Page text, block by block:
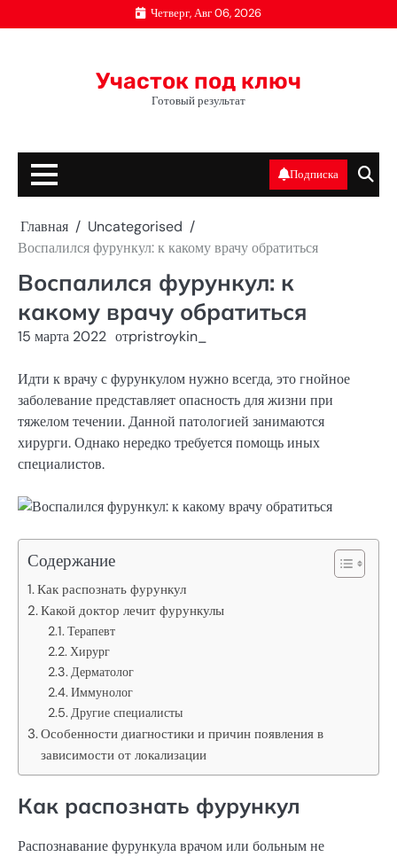
к
Четверг, Авг 06, 2026
Участок под ключ
Готовый результат
Подписка
Главная
Uncategorised
Воспалился фурункул: к какому врачу обратиться
Воспалился фурункул: к
какому врачу обратиться
15 марта 2022 отpristroykin_
Идти к врачу с фурункулом нужно всегда, это гнойное
заболевание представляет опасность для жизни при
тяжелом течении. Данной патологией занимаются
хирурги. Однако нередко требуется помощь иных
специалистов.
Содержание
Как распознать фурункул
Какой доктор лечит фурункулы
Терапевт
Хирург
Дерматолог
Иммунолог
Другие специалисты
Особенности диагностики и причин появления в
зависимости от локализации
Как распознать фурункул
Распознавание фурункула врачом или больным не